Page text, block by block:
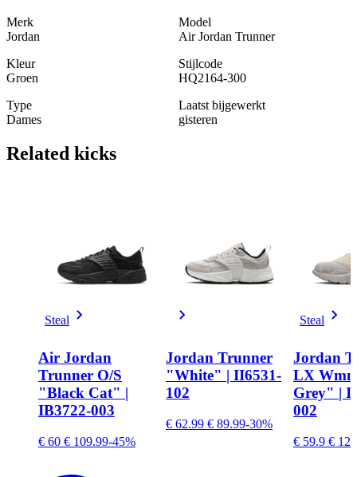
Merk
Jordan
Model
Air Jordan Trunner
Kleur
Groen
Stijlcode
HQ2164-300
Type
Dames
Laatst bijgewerkt
gisteren
Related kicks
Steal
Air Jordan
Trunner O/S
"Black Cat" |
IB3722-003
€ 60 € 109.99-45%
Jordan Trunner
"White" | II6531-
102
€ 62.99 € 89.99-30%
Steal
Jordan
LX
Grey" |
002
€ 59.9 € 129